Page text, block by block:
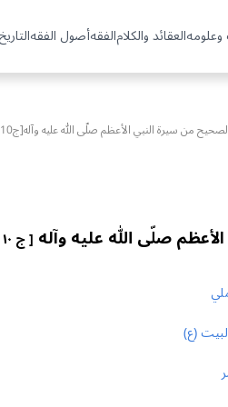
العقائد والكلامالفقهأصول الفقه
من سيرة النبي الأعظم صلّى الله عليه وآله[ج10]
صلّى الله عليه وآله [ ج ١٠ ]
(ع)